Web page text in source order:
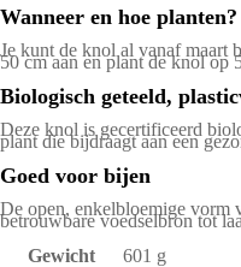
Wanneer en hoe planten?
Je kunt de knol al vanaf maart
50 cm aan en plant de knol op
Biologisch geteeld,
Deze knol is gecertificeerd
plant die bijdraagt aan een
Goed voor bijen
De open, enkelbloemige vorm
betrouwbare voedselbron tot
Gewicht
601 g